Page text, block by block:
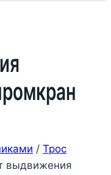
/ Трос
выдвижения